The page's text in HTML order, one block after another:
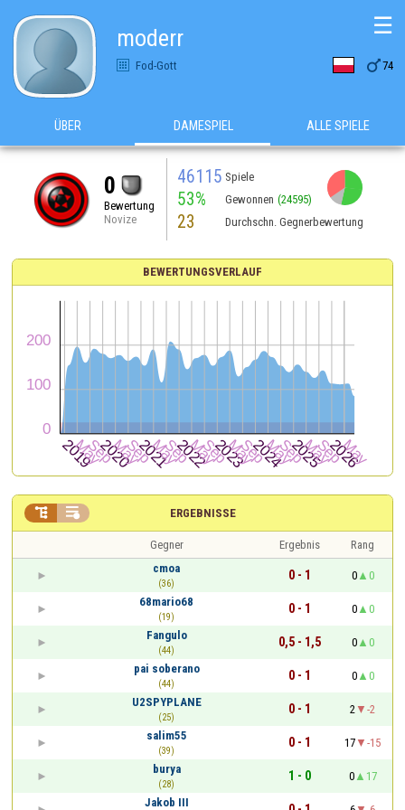
moderr
Fod-Gott 74
☰
ÜBER DAMESPIEL ALLE SPIELE
0
Bewertung
Novize
46115 Spiele
53% Gewonnen (24595)
23 Durchschn. Gegnerbewertung
BEWERTUNGSVERLAUF
ERGEBNISSE
 
Gegner Ergebnis
Rang
cmoa
(36)
0 - 1 0
0
68mario68
(19)
0 - 1 0
0
Fangulo
(44)
0,5 - 1,5 0
0
pai soberano
(44)
0 - 1 0
0
U2SPYPLANE
(25)
0 - 1 2
-2
salim55
(39)
0 - 1 17
-15
burya
(28)
1 - 0 0
17
Jakob III